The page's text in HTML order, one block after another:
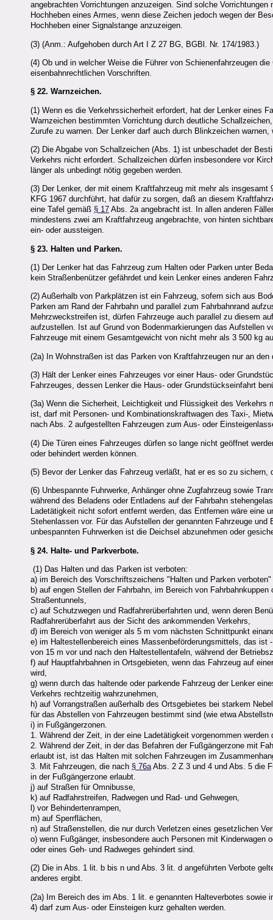
angebrachten Vorrichtungen anzuzeigen. Sind solche
Hochheben eines Armes, wenn diese Zeichen jedoch wegen der
Hochheben einer Signalstange anzuzeigen.
(3) (Anm.: Aufgehoben durch Art I Z 27 BG, BGBl. Nr. 174/1983.)
(4) Ob und in welcher Weise die Führer von Schienenfahrzeugen
eisenbahnrechtlichen Vorschriften.
§ 22. Warnzeichen.
(1) Wenn es die Verkehrssicherheit erfordert, hat der Lenker eines
Warnzeichen bestimmten Vorrichtung durch deutliche
Zurufe zu warnen. Der Lenker darf auch durch Blinkzeichen
(2) Die Abgabe von Schallzeichen (Abs. 1) ist unbeschadet der
Verkehrs nicht erfordert. Schallzeichen dürfen insbesondere vor
länger als unbedingt nötig gegeben werden.
(3) Der Lenker, der mit einem Kraftfahrzeug mit mehr als
KFG 1967 durchführt, hat dafür zu sorgen, daß an diesem
eine Tafel gemäß § 17 Abs. 2a angebracht ist. In allen anderen
mindestens zwei am Kraftfahrzeug angebrachte, von hinten
ein- oder aussteigen.
§ 23. Halten und Parken.
(1) Der Lenker hat das Fahrzeug zum Halten oder Parken unter
kein Straßenbenützer gefährdet und kein Lenker eines anderen
(2) Außerhalb von Parkplätzen ist ein Fahrzeug, sofern sich aus
Parken am Rand der Fahrbahn und parallel zum Fahrbahnrand
Mehrzweckstreifen ist, dürfen Fahrzeuge auch parallel zu diesem
aufzustellen. Ist auf Grund von Bodenmarkierungen das Aufstellen
Fahrzeuge mit einem Gesamtgewicht von nicht mehr als 3 500 kg
(2a) In Wohnstraßen ist das Parken von Kraftfahrzeugen nur an
(3) Hält der Lenker eines Fahrzeuges vor einer Haus- oder
Fahrzeuges, dessen Lenker die Haus- oder Grundstückseinfahrt
(3a) Wenn die Sicherheit, Leichtigkeit und Flüssigkeit des
ist, darf mit Personen- und Kombinationskraftwagen des Taxi-,
nach Abs. 2 aufgestellten Fahrzeugen zum Aus- oder
(4) Die Türen eines Fahrzeuges dürfen so lange nicht geöffnet
oder behindert werden können.
(5) Bevor der Lenker das Fahrzeug verläßt, hat er es so zu
(6) Unbespannte Fuhrwerke, Anhänger ohne Zugfahrzeug sowie
während des Beladens oder Entladens auf der Fahrbahn
Ladetätigkeit nicht sofort entfernt werden, das Entfernen wäre eine
Stehenlassen vor. Für das Aufstellen der genannten Fahrzeuge
unbespannten Fuhrwerken ist die Deichsel abzunehmen oder
§ 24. Halte- und Parkverbote.
(1) Das Halten und das Parken ist verboten:
a) im Bereich des Vorschriftszeichens "Halten und Parken
b) auf engen Stellen der Fahrbahn, im Bereich von
Straßentunnels,
c) auf Schutzwegen und Radfahrerüberfahrten und, wenn deren
Radfahrerüberfahrt aus der Sicht des ankommenden Verkehrs,
d) im Bereich von weniger als 5 m vom nächsten Schnittpunkt
e) im Haltestellenbereich eines Massenbeförderungsmittels, das
von 15 m vor und nach den Haltestellentafeln, während der
f) auf Hauptfahrbahnen in Ortsgebieten, wenn das Fahrzeug auf
wird,
g) wenn durch das haltende oder parkende Fahrzeug der Lenker
Verkehrs rechtzeitig wahrzunehmen,
h) auf Vorrangstraßen außerhalb des Ortsgebietes bei starkem
für das Abstellen von Fahrzeugen bestimmt sind (wie etwa
i) in Fußgängerzonen.
1. Während der Zeit, in der eine Ladetätigkeit vorgenommen
2. Während der Zeit, in der das Befahren der Fußgängerzone mit
erlaubt ist, ist das Halten mit solchen Fahrzeugen im
3. Mit Fahrzeugen, die nach § 76a Abs. 2 Z 3 und 4 und Abs. 5 die
in der Fußgängerzone erlaubt.
j) auf Straßen für Omnibusse,
k) auf Radfahrstreifen, Radwegen und Rad- und Gehwegen,
l) vor Behindertenrampen,
m) auf Sperrflächen,
n) auf Straßenstellen, die nur durch Verletzen eines gesetzlichen
o) wenn Fußgänger, insbesondere auch Personen mit
oder eines Geh- und Radweges gehindert sind.
(2) Die in Abs. 1 lit. b bis n und Abs. 3 lit. d angeführten Verbote
anderes ergibt.
(2a) Im Bereich des im Abs. 1 lit. e genannten Halteverbotes sowie
4) darf zum Aus- oder Einsteigen kurz gehalten werden.